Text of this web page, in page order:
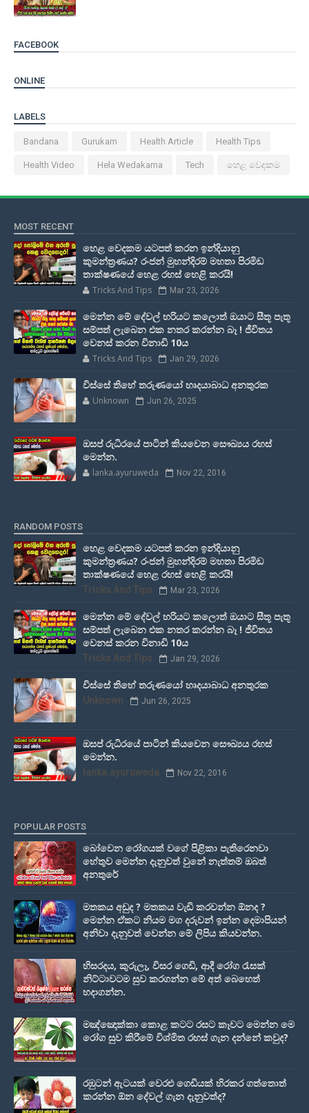
FACEBOOK
ONLINE
LABELS
Bandana Gurukam Health Article Health Tips
Health Video Hela Wedakama Tech හෙළ වෙදකම
MOST RECENT
හෙළ වෙදකම යටපත් කරන ඉන්දියානු
කුමන්ත්‍රණය? රංජන් මුහන්දිරම් මහතා පිරමිඩ
තාක්ෂණයේ හෙළ රහස් හෙළි කරයි!
Tricks And Tips Mar 23, 2026
මෙන්න මේ දේවල් හරියට කලොත් ඔයාට සීතූ පැතූ
සම්පත් ලැබෙන එක නතර කරන්න බෑ ! ජීවිතය
වෙනස් කරන විනාඩි 10ය
Tricks And Tips Jan 29, 2026
විස්සේ තිහේ තරුණයෝ හෘදයාබාධ අනතුරක
Unknown Jun 26, 2025
ඔසප් රුධිරයේ පාටින් කියවෙන සෞඛ්‍යය රහස්
මෙන්න.
lanka.ayuruweda Nov 22, 2016
RANDOM POSTS
හෙළ වෙදකම යටපත් කරන ඉන්දියානු
කුමන්ත්‍රණය? රංජන් මුහන්දිරම් මහතා පිරමිඩ
තාක්ෂණයේ හෙළ රහස් හෙළි කරයි!
Tricks And Tips Mar 23, 2026
මෙන්න මේ දේවල් හරියට කලොත් ඔයාට සීතූ පැතූ
සම්පත් ලැබෙන එක නතර කරන්න බෑ ! ජීවිතය
වෙනස් කරන විනාඩි 10ය
Tricks And Tips Jan 29, 2026
විස්සේ තිහේ තරුණයෝ හෘදයාබාධ අනතුරක
Unknown Jun 26, 2025
ඔසප් රුධිරයේ පාටින් කියවෙන සෞඛ්‍යය රහස්
මෙන්න.
lanka.ayuruweda Nov 22, 2016
POPULAR POSTS
බෝවෙන රෝගයක් වගේ පිළිකා පැතිරෙනවා
හේතුව මෙන්න දැනුවත් වුනේ නැත්තම් ඔබත්
අනතුරේ
මතකය අඩුද ? මතකය වැඩි කරවන්න ඕනද ?
මෙන්න ඒකට නියම මග දරුවන් ඉන්න දෙමාපියන්
අනිවා දැනුවත් වෙන්න මේ ලිපිය කියවන්න.
හිසරදය, කුරුලෑ, විසර ගෙඩි, ආදී රෝග රැසක්
නිට්ටාවටම සුව කරගන්න මේ අත් බෙහෙත්
හදාගන්න.
මඤ්ඤොක්‌කා කොළ කටට රසට කෑවට මෙන්න මෙ
රෝග සුව කිරීමේ විශ්මිත රහස් ගැන දන්නේ කවුද?
රඹුටන් ඇටයක් වෙරළු ගෙඩියක් හිරකර ගත්තොත්
කරන්න ඕන දේවල් ගැන දැනුවත්ද?